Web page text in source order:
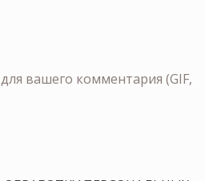
вашего комментария (GIF,